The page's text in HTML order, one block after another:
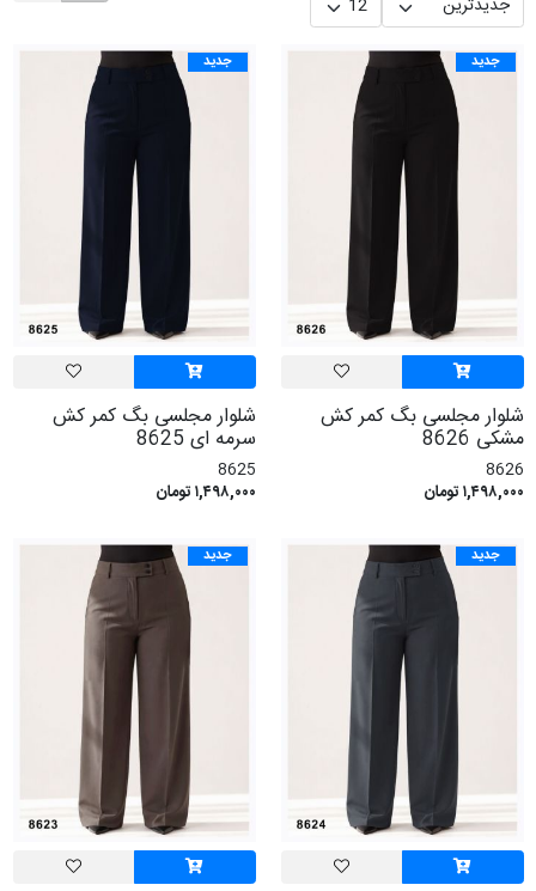
جدید
شلوار مجلسی بگ کمر کش
مشکی 8626
8626
۱,۴۹۸,۰۰۰ تومان
جدید
شلوار مجلسی بگ کمر کش
سرمه ای 8625
8625
۱,۴۹۸,۰۰۰ تومان
جدید جدید